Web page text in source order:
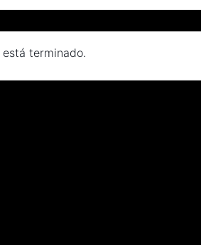
terminado.